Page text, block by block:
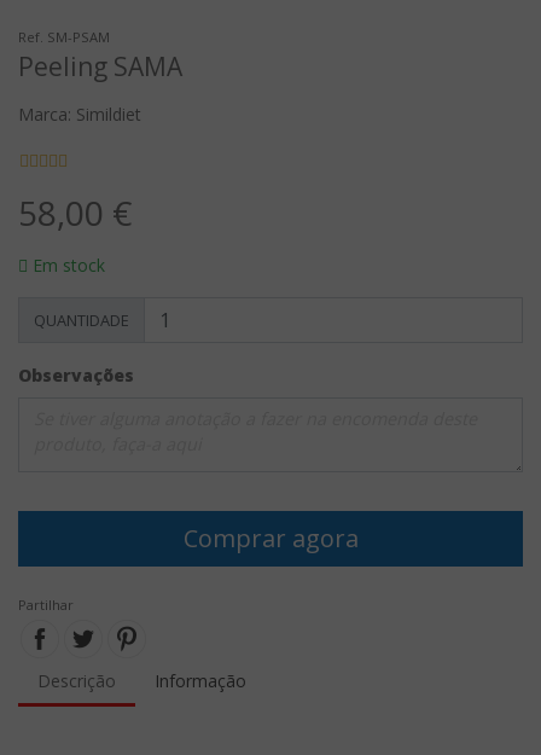
Ref. SM-PSAM
Peeling SAMA
Marca: Simildiet
58,00 €
Em stock
QUANTIDADE
Observações
Comprar agora
Partilhar
Descrição Informação